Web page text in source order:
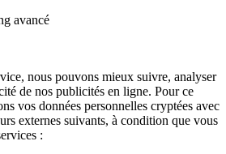
avancé
nous pouvons mieux suivre, analyser
de nos publicités en ligne. Pour ce
vos données personnelles cryptées avec
externes suivants, à condition que vous
: